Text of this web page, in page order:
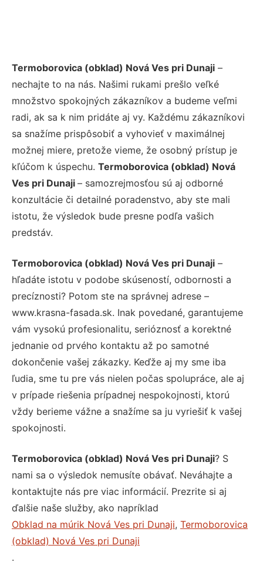
Termoborovica (obklad) Nová Ves pri Dunaji –
nechajte to na nás. Našimi rukami prešlo veľké
množstvo spokojných zákazníkov a budeme veľmi
radi, ak sa k nim pridáte aj vy. Každému zákazníkovi
sa snažíme prispôsobiť a vyhovieť v maximálnej
možnej miere, pretože vieme, že osobný prístup je
kľúčom k úspechu. Termoborovica (obklad) Nová
Ves pri Dunaji – samozrejmosťou sú aj odborné
konzultácie či detailné poradenstvo, aby ste mali
istotu, že výsledok bude presne podľa vašich
predstáv.
Termoborovica (obklad) Nová Ves pri Dunaji –
hľadáte istotu v podobe skúseností, odbornosti a
precíznosti? Potom ste na správnej adrese –
www.krasna-fasada.sk. Inak povedané, garantujeme
vám vysokú profesionalitu, serióznosť a korektné
jednanie od prvého kontaktu až po samotné
dokončenie vašej zákazky. Keďže aj my sme iba
ľudia, sme tu pre vás nielen počas spolupráce, ale aj
v prípade riešenia prípadnej nespokojnosti, ktorú
vždy berieme vážne a snažíme sa ju vyriešiť k vašej
spokojnosti.
Termoborovica (obklad) Nová Ves pri Dunaji? S
nami sa o výsledok nemusíte obávať. Neváhajte a
kontaktujte nás pre viac informácií. Prezrite si aj
ďalšie naše služby, ako napríklad
Obklad na múrik Nová Ves pri Dunaji, Termoborovica
(obklad) Nová Ves pri Dunaji
.